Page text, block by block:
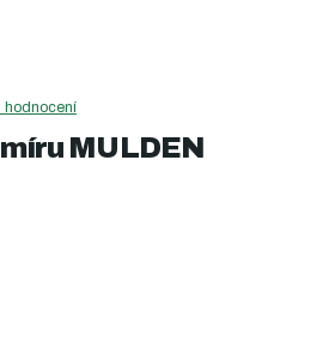
hodnocení
MULDEN